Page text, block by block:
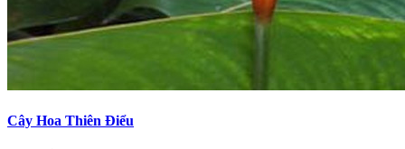
Cây Hoa Thiên Điểu